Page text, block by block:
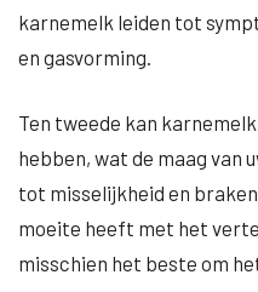
karnemelk leiden tot
en gasvorming.
Ten tweede kan
hebben, wat de maag van
tot misselijkheid en
moeite heeft met het
misschien het beste om